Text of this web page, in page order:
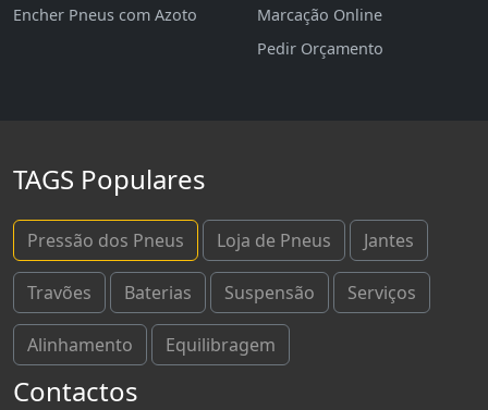
Encher Pneus com Azoto
Marcação Online
Pedir Orçamento
TAGS Populares
Pressão dos Pneus Loja de Pneus Jantes
Travões Baterias Suspensão Serviços
Alinhamento Equilibragem
Contactos